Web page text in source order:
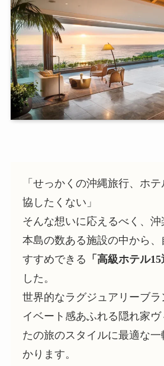
「せっかくの沖縄旅行、ホ
協したくない」
そんな想いに応えるべく、
本島の数ある施設の中から
すすめできる 「高級ホテル15
した。
世界的なラグジュアリーブラ
イベート感あふれる隠れ家
たの旅のスタイルに最適な
かります。